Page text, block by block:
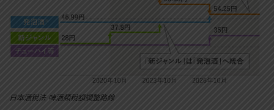
日本酒稅法 啤酒類稅額調整路線